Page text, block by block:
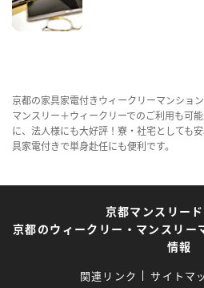
京都の家具家電付きウィークリーマンショ
マンスリー＋ウィークリーでのご利用も可
に、法人様にも大好評！寮・社宅としても
具家電付きで単身赴任にも便利です。
京都マンスリー
京都のウィークリー・マンスリー
情報
関連リンク サイトマ